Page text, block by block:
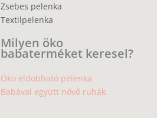
Zsebes pelenka
Textilpelenka
Milyen öko
babaterméket keresel?
Öko eldobható pelenka
Babával együtt nővő ruhák